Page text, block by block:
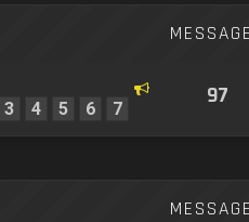
3 4 5 6 7 97